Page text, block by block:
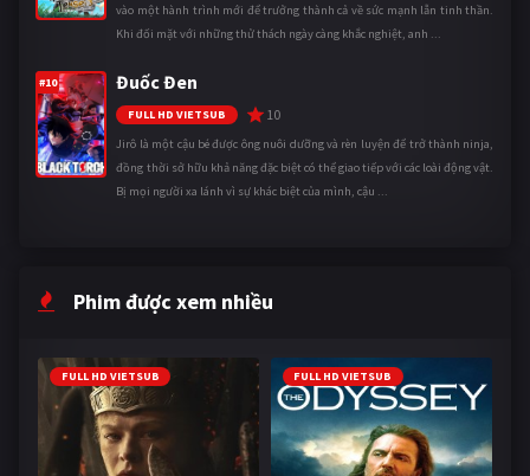
vào một hành trình mới để trưởng thành cả về sức mạnh lẫn tinh thần.
Khi đối mặt với những thử thách ngày càng khắc nghiệt, anh ...
#10 Đuốc Đen
FULL HD VIETSUB 10
Jirô là một cậu bé được ông nuôi dưỡng và rèn luyện để trở thành ninja,
đồng thời sở hữu khả năng đặc biệt có thể giao tiếp với các loài động vật.
Bị mọi người xa lánh vì sự khác biệt của mình, cậu ...
Phim được xem nhiều
FULL HD VIETSUB FULL HD VIETSUB